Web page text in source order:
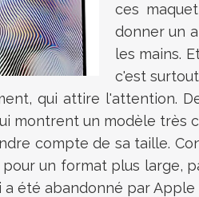
ces
donner un
les mains.
c'est
qui attire l'attention.
montrent un modèle très
compte de sa taille.
un format plus large,
a été abandonné par